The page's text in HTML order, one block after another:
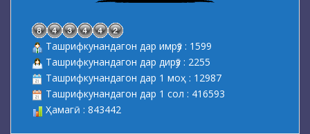
Ташрифкунандагон дар имрӯз : 1599
Ташрифкунандагон дар дирӯз : 2255
Ташрифкунандагон дар 1 моҳ : 12987
Ташрифкунандагон дар 1 сол : 416593
Ҳамагӣ : 843442